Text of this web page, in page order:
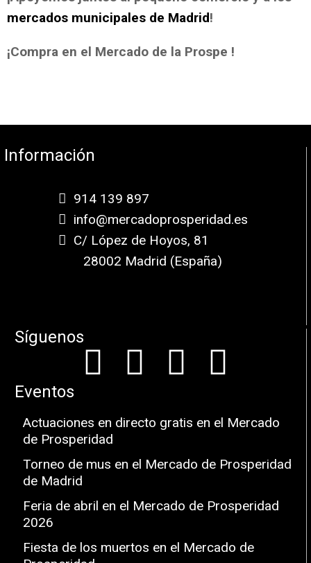
mercados municipales de Madrid!
¡Compra en el Mercado de la Prospe !
Información
914 139 897
info@mercadoprosperidad.es
C/ López de Hoyos, 81
28002 Madrid (España)
Síguenos
Eventos
Actuaciones en directo gratis en el Mercado
de Prosperidad
Torneo de mus en el Mercado de Prosperidad
de Madrid
Feria de abril en el Mercado de Prosperidad
2026
Fiesta de los muertos en el Mercado de